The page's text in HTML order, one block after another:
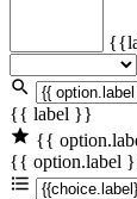
{{ label }}
{{
{{ option.label